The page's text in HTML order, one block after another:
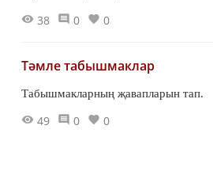
38 0 0
Тәмле табышмаклар
Табышмакларның җавапларын тап.
49 0 0